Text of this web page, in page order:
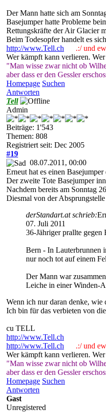
Der Mann hatte sich am
Basejumper hatte Probleme
Rettungskräfte der Air Glacier
Beim Todesopfer handelt es
http://www.Tell.ch
.:/ und
Wer kämpft kann verlieren.
"Man wisse zwar nicht ob
aber dass er den Gessler
Homepage Suchen
Antworten
Tell
Admin
Beiträge: 1'543
Themen: 808
Registriert seit: Dec 2005
#19
08.07.2011, 00:00
Erneut hat es einen Basejumper
Der zweite Tote Basejumper
Nachdem bereits am Sonntag
Diesmal von der
derStandart.at schrieb:
07. Juli 2011
36-Jähriger prallte gegen
Bern - In Lauterbrunnen
nur noch tot auf einem
Der Mann war
Leiche in einer Winden-
Wenn ich nur daran denke, wie
Ich bin für das verbieten von
cu TELL
http://www.Tell.ch
http://www.Tell.ch
.:/ und
Wer kämpft kann verlieren.
"Man wisse zwar nicht ob
aber dass er den Gessler
Homepage Suchen
Antworten
Gast
Unregistered